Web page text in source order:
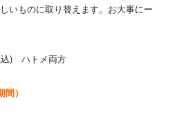
いものに取り替えます。お大事にー
) ハトメ両方
）